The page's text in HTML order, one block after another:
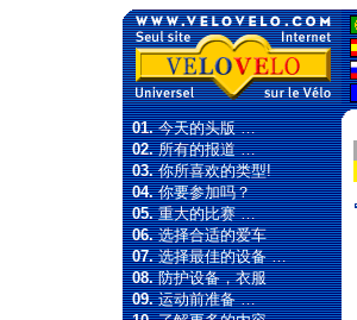
01.今天的头版 …
02.所有的报道 …
03.你所喜欢的类型!
04.你要参加吗？
05.重大的比赛 …
06.选择合适的爱车
07.选择最佳的设备 …
08.防护设备，衣服
09.运动前准备 …